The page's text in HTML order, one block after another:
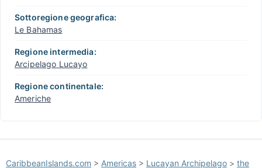
Sottoregione geografica:
Le Bahamas
Regione intermedia:
Arcipelago Lucayo
Regione continentale:
Americhe
CaribbeanIslands.com > Americas > Lucayan Archipelago > the